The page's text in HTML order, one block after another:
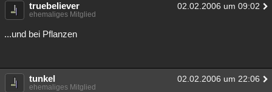
truebeliever 02.02.2006 um 09:02
ehemaliges Mitglied
...und bei Pflanzen
tunkel 02.02.2006 um 22:06
ehemaliges Mitglied